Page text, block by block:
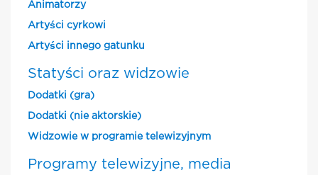
Animatorzy
Artyści cyrkowi
Artyści innego gatunku
Statyści oraz widzowie
Dodatki (gra)
Dodatki (nie aktorskie)
Widzowie w programie telewizyjnym
Programy telewizyjne, media